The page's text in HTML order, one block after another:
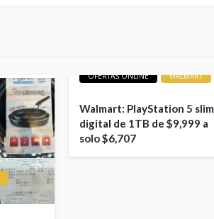
OFERTAS ONLINE
WALMART
Walmart: PlayStation 5 slim
digital de 1TB de $9,999 a
solo $6,707